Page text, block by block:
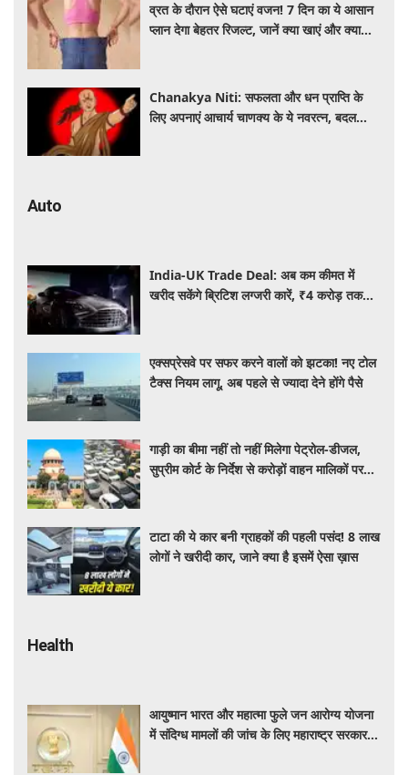
व्रत के दौरान ऐसे घटाएं वजन! 7 दिन का ये आसान
प्लान देगा बेहतर रिजल्ट, जानें क्या खाएं और क्या
Chanakya Niti: सफलता और धन प्राप्ति के
लिए अपनाएं आचार्य चाणक्य के ये नवरत्न, बदल
Auto
India-UK Trade Deal: अब कम कीमत में
खरीद सकेंगे ब्रिटिश लग्जरी कारें, ₹4 करोड़ तक
एक्सप्रेसवे पर सफर करने वालों को झटका! नए टोल
टैक्स नियम लागू, अब पहले से ज्यादा देने होंगे पैसे
गाड़ी का बीमा नहीं तो नहीं मिलेगा पेट्रोल-डीजल,
सुप्रीम कोर्ट के निर्देश से करोड़ों वाहन मालिकों पर
टाटा की ये कार बनी ग्राहकों की पहली पसंद! 8 लाख
लोगों ने खरीदी कार, जाने क्या है इसमें ऐसा ख़ास
Health
आयुष्मान भारत और महात्मा फुले जन आरोग्य योजना
में संदिग्ध मामलों की जांच के लिए महाराष्ट्र सरकार ने